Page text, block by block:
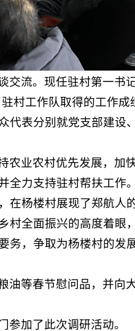
交流。现任驻村第一书
村工作队取得的工作成
表分别就党支部建设
农业农村优先发展，加
全力支持驻村帮扶工作
在杨楼村展现了郑航人
全面振兴的高度着眼
务，争取为杨楼村的发
油等春节慰问品，并向
加了此次调研活动。